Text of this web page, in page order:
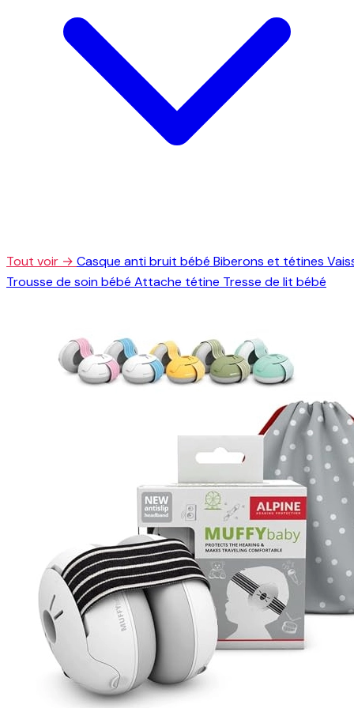
Tout voir → Casque anti bruit bébé Biberons et tétines
Trousse de soin bébé Attache tétine Tresse de lit bébé